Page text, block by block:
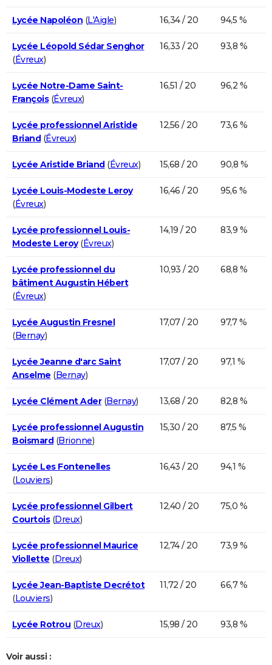
Lycée Napoléon (L'Aigle) 16,34 / 20 94,5 %
Lycée Léopold Sédar Senghor
(Évreux)
16,33 / 20 93,8 %
Lycée Notre-Dame Saint-
François(Évreux)
16,51 / 20 96,2 %
Lycée professionnel Aristide
Briand(Évreux)
12,56 / 20 73,6 %
Lycée Aristide Briand(Évreux) 15,68 / 20 90,8 %
Lycée Louis-Modeste Leroy
(Évreux)
16,46 / 20 95,6 %
Lycée professionnel Louis-
Modeste Leroy(Évreux)
14,19 / 20 83,9 %
Lycée professionnel du
bâtiment Augustin Hébert
(Évreux)
10,93 / 20 68,8 %
Lycée Augustin Fresnel
(Bernay)
17,07 / 20 97,7 %
Lycée Jeanne d'arc Saint
Anselme (Bernay)
17,07 / 20 97,1 %
Lycée Clément Ader(Bernay) 13,68 / 20 82,8 %
Lycée professionnel Augustin
Boismard(Brionne)
15,30 / 20 87,5 %
Lycée Les Fontenelles
(Louviers)
16,43 / 20 94,1 %
Lycée professionnel Gilbert
Courtois(Dreux)
12,40 / 20 75,0 %
Lycée professionnel Maurice
Viollette (Dreux)
12,74 / 20 73,9 %
Lycée Jean-Baptiste Decrétot
(Louviers)
11,72 / 20 66,7 %
Lycée Rotrou (Dreux) 15,98 / 20 93,8 %
Voir aussi :